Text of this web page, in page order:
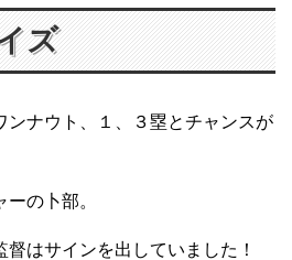
ズ
ンナウト、１、３塁とチャンスが
の卜部。
督はサインを出していました！